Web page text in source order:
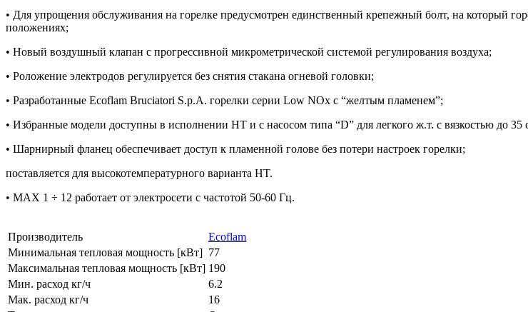
• Для упрощения обслуживания на горелке предусмотрен единственный крепежный болт, на который
положениях;
• Новый воздушный клапан с прогрессивной микрометрической системой регулирования воздуха;
• Роложение электродов регулируется без снятия стакана огневой головки;
• Разработанные Ecoflam Bruciatori S.p.A. горелки cepии Low NOx c “желтым плaмeнeм”;
• Избранные модели доступны в исполнении HT и с насосом типа “D” для легкого ж.т. с вязкостью до 35
• Шарнирный фланец обеспечивает доступ к пламенной голове без потери настроек горелки;
поставляется для высокотемпературного варианта HT.
• MAX 1 ÷ 12 работает от электросети с частотой 50-60 Гц.
Производитель
Ecoflam
Минимальная тепловая мощность [кВт] 77
Максимальная тепловая мощность [кВт] 190
Мин. расход кг/ч
6.2
Мак. расход кг/ч
16